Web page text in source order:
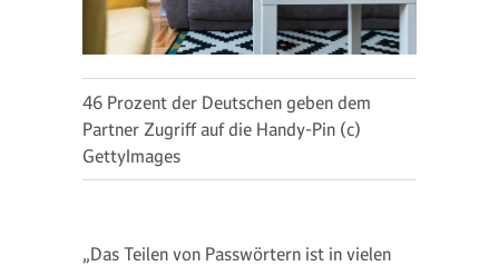
46 Prozent der Deutschen geben dem
Partner Zugriff auf die Handy-Pin (c)
GettyImages
„Das Teilen von Passwörtern ist in vielen